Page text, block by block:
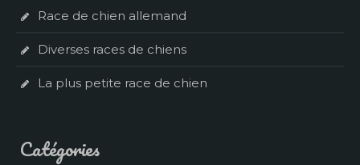
Race de chien allemand
Diverses races de chiens
La plus petite race de chien
Catégories